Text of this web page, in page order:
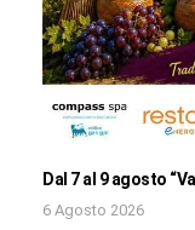
Dal 7 al 9 agosto
6 Agosto 2026